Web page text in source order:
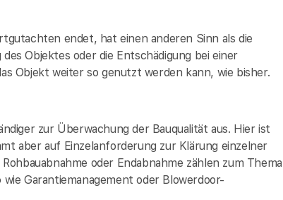
endet, hat einen anderen Sinn als die
Objektes oder die Entschädigung bei einer
Objekt weiter so genutzt werden kann, wie bisher.
zur Überwachung der Bauqualität aus. Hier ist
aber auf Einzelanforderung zur Klärung einzelner
oder Endabnahme zählen zum Thema
Garantiemanagement oder Blowerdoor-